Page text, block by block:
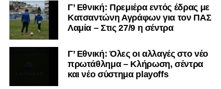
Γ’ Εθνική: Πρεμιέρα εντός έδρας με
Κατσαντώνη Αγράφων για τον ΠΑΣ
Λαμία – Στις 27/9 η σέντρα
Γ’ Εθνική: Όλες οι αλλαγές στο νέο
πρωτάθλημα – Κλήρωση, σέντρα
και νέο σύστημα playoffs